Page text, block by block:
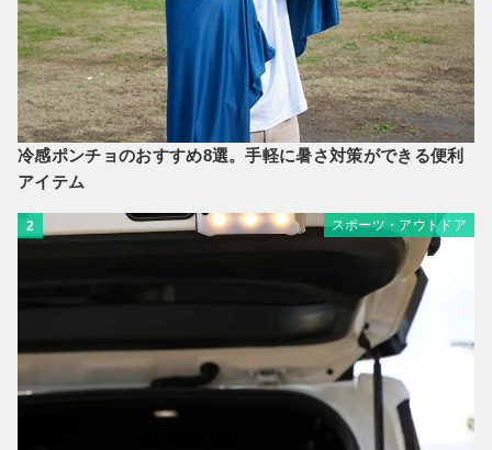
冷感ポンチョのおすすめ8選。手軽に暑さ対策ができる便利
アイテム
2 スポーツ・アウトドア